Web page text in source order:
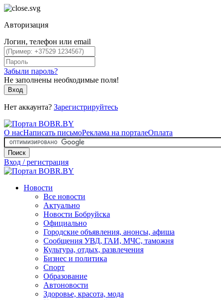
Авторизация
Логин, телефон или email
Забыли пароль?
Не заполнены необходимые поля!
Вход
Нет аккаунта? Зарегистрируйтесь
О насНаписать письмоРеклама на порталеОплата
Поиск
Вход / регистрация
Новости
Все новости
Актуально
Новости Бобруйска
Официально
Городские объявления, анонсы, афиша
Сообщения УВД, ГАИ, МЧС, таможня
Культура, отдых, развлечения
Бизнес и политика
Спорт
Образование
Автоновости
Здоровье, красота, мода